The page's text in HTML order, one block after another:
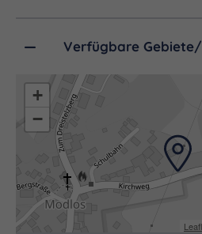
lassen Sie im gemütlichen
den Charme unseres Hofes
Bei Kaffee und Kuchen lässt
plaudern und
lässt sich perfekt mit einem
Querfurt kombinieren (800 m
Busparkplatz vorhanden).
Verfügbare
+
−